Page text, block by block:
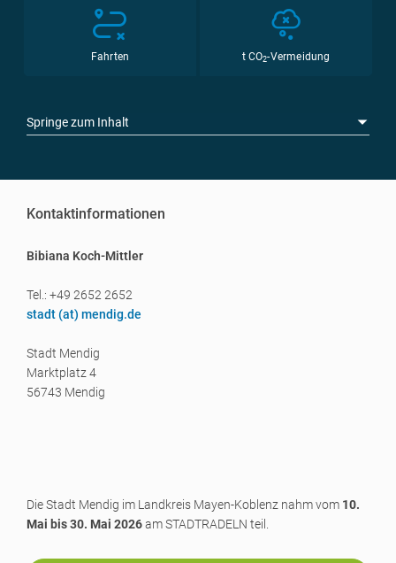
Fahrten t CO2-Vermeidung
Springe zum Inhalt
Kontaktinformationen
Bibiana Koch-Mittler
Tel.: +49 2652 2652
stadt (at) mendig.de
Stadt Mendig
Marktplatz 4
56743 Mendig
Die Stadt Mendig im Landkreis Mayen-Koblenz nahm vom 10.
Mai bis 30. Mai 2026am STADTRADELN teil.